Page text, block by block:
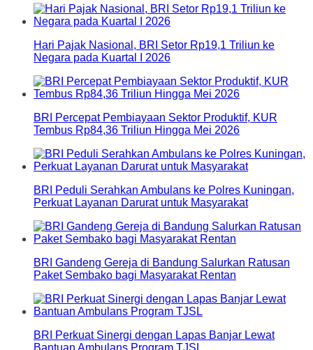
Hari Pajak Nasional, BRI Setor Rp19,1 Triliun ke
Negara pada Kuartal I 2026
BRI Percepat Pembiayaan Sektor Produktif, KUR
Tembus Rp84,36 Triliun Hingga Mei 2026
BRI Peduli Serahkan Ambulans ke Polres Kuningan,
Perkuat Layanan Darurat untuk Masyarakat
BRI Gandeng Gereja di Bandung Salurkan Ratusan
Paket Sembako bagi Masyarakat Rentan
BRI Perkuat Sinergi dengan Lapas Banjar Lewat
Bantuan Ambulans Program TJSL